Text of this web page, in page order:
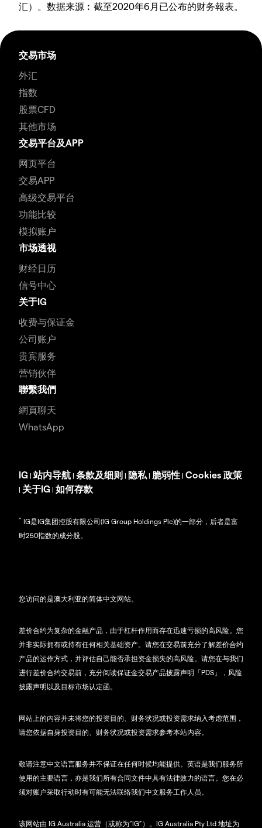
汇）。数据来源︰截至2020年6月已公布的财务報表。
交易市场
外汇
指数
股票CFD
其他市场
交易平台及APP
网页平台
交易APP
高级交易平台
功能比较
模拟账户
市场透视
财经日历
信号中心
关于IG
收费与保证金
公司账户
贵宾服务
营销伙伴
聯繫我們
網頁聊天
WhatsApp
IG |站内导航 | 条款及细则 | 隐私 | 脆弱性 | Cookies 政策
| 关于IG | 如何存款
^ IG是IG集团控股有限公司(IG Group Holdings Plc)的一部分，后者是富
时250指数的成分股。
您访问的是澳大利亚的简体中文网站。
差价合约为复杂的金融产品，由于杠杆作用而存在迅速亏损的高风险。您
并非实际拥有或持有任何相关基础资产。请您在交易前充分了解差价合约
产品的运作方式，并评估自己能否承担资金损失的高风险。请您在与我们
进行差价合约交易前，充分阅读保证金交易产品披露声明「PDS」，风险
披露声明以及目标市场认定函。
网站上的内容并未将您的投资目的、财务状况或投资需求纳入考虑范围，
请您依据自身投资目的、财务状况或投资需求参考本站内容。
敬请注意中文语言服务并不保证在任何时候均能提供。英语是我们服务所
使用的主要语言，亦是我们所有合同文件中具有法律效力的语言。您在必
须对账户采取行动时有可能无法联络我们中文服务工作人员。
该网站由 IG Australia 运营（或称为“IG”）。IG Australia Pty Ltd 地址为